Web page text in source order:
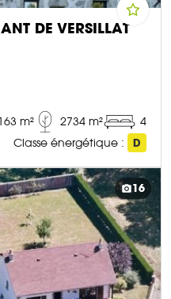
DE VERSILLAT
m² 2734 m²
4
Classe énergétique :
D
16